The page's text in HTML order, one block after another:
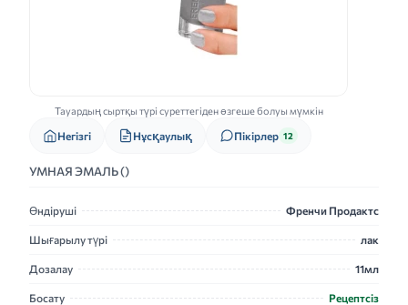
Тауардың сыртқы түрі суреттегіден өзгеше болуы мүмкін
Негізгі Нұсқаулық Пікірлер 12
УМНАЯ ЭМАЛЬ ()
Өндіруші Френчи Продактс
Шығарылу түрі лак
Дозалау 11мл
Босату Рецептсіз